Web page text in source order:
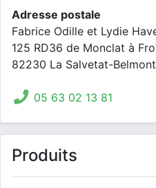
Adresse postale
Fabrice Odille et Lydie
125 RD36 de Monclat à
82230 La Salvetat-
05 63 02 13 81
Produits